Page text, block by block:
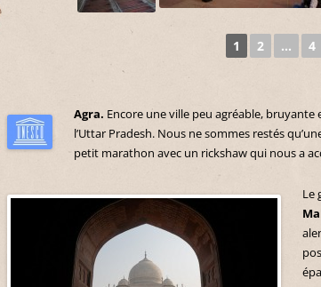
1 2 ... 4
Agra. Encore une ville peu agréable, bruyante
l’Uttar Pradesh. Nous ne sommes restés
petit marathon avec un rickshaw qui nous a
Le